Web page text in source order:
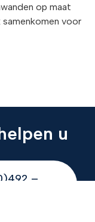
op maat
samenkomen voor
u
–